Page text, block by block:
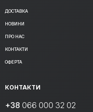
ДОСТАВКА
НОВИНИ
ПРО НАС
КОНТАКТИ
ОФЕРТА
КОНТАКТИ
+38 066 000 32 02